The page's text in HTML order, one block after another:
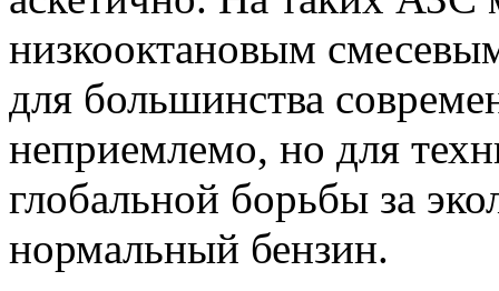
низкооктановым
для большинства
неприемлемо, но для
глобальной борьбы за
нормальный бензин.